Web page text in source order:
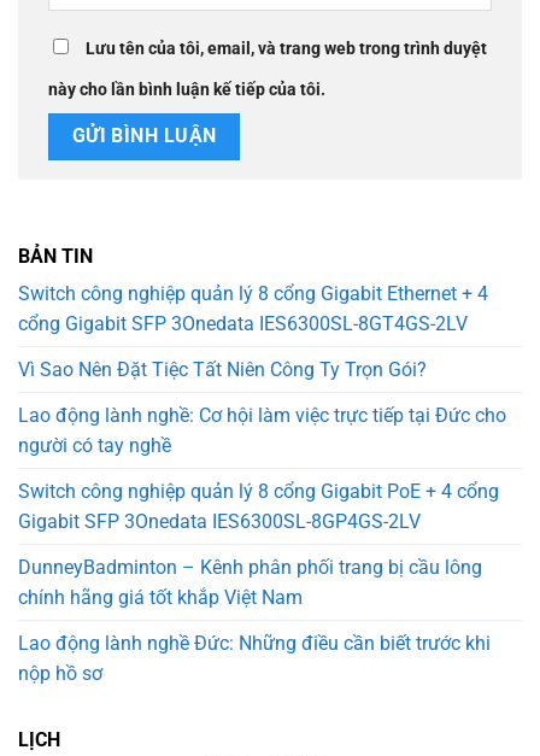
Lưu tên của tôi, email, và trang web trong trình duyệt
này cho lần bình luận kế tiếp của tôi.
BẢN TIN
Switch công nghiệp quản lý 8 cổng Gigabit Ethernet + 4
cổng Gigabit SFP 3Onedata IES6300SL-8GT4GS-2LV
Vì Sao Nên Đặt Tiệc Tất Niên Công Ty Trọn Gói?
Lao động lành nghề: Cơ hội làm việc trực tiếp tại Đức cho
người có tay nghề
Switch công nghiệp quản lý 8 cổng Gigabit PoE + 4 cổng
Gigabit SFP 3Onedata IES6300SL-8GP4GS-2LV
DunneyBadminton – Kênh phân phối trang bị cầu lông
chính hãng giá tốt khắp Việt Nam
Lao động lành nghề Đức: Những điều cần biết trước khi
nộp hồ sơ
LỊCH